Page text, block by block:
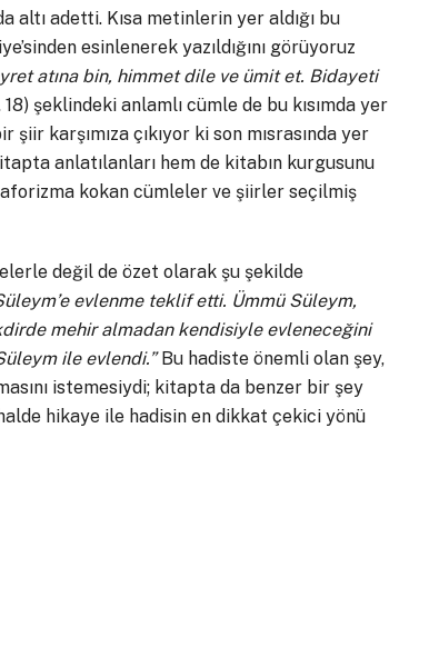
altı adetti. Kısa metinlerin yer aldığı bu
esinlenerek yazıldığını görüyoruz
atına bin, himmet dile ve ümit et. Bidayeti
18) şeklindeki anlamlı cümle de bu kısımda yer
karşımıza çıkıyor ki son mısrasında yer
anlatılanları hem de kitabın kurgusunu
kokan cümleler ve şiirler seçilmiş
değil de özet olarak şu şekilde
evlenme teklif etti. Ümmü Süleym,
mehir almadan kendisiyle evleneceğini
ile evlendi.”Bu hadiste önemli olan şey,
istemesiydi; kitapta da benzer bir şey
hikaye ile hadisin en dikkat çekici yönü